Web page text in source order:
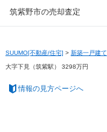
筑紫野市の売却査定
SUUMO[不動産/住宅] > 新築一戸建て
大字下見（筑紫駅） 3298万円
情報の見方ページへ